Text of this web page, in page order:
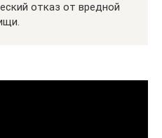
отказ от вредной